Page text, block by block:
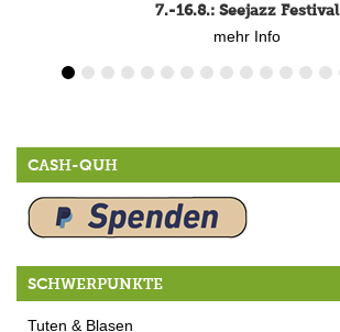
7.-16.8.: Seejazz Festival
mehr Info
CASH-QUH
SCHWERPUNKTE
Tuten & Blasen